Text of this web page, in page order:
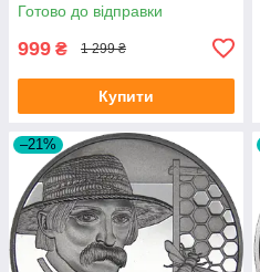
Готово до відправки
999 ₴ 1 299 ₴
Купити
–21%